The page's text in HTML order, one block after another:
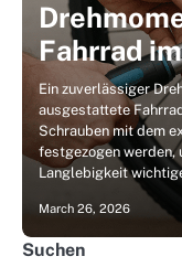
Fahrrad
Ein zuverlässiger
ausgestattete
Schrauben mit dem
festgezogen werden,
Langlebigkeit
March 26, 2026
Suchen